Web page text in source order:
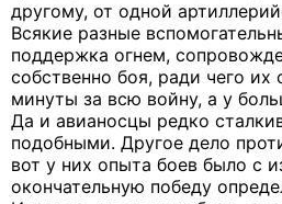
другому, от одной
Всякие разные
поддержка огнем,
собственно боя, ради чего их
минуты за всю войну, а у
Да и авианосцы редко
подобными. Другое дело
вот у них опыта боев было с
окончательную победу